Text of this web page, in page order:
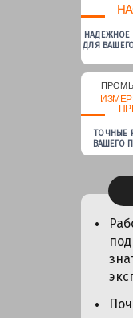
НАДЕЖНОЕ
ДЛЯ
ТОЧНЫЕ
ВАШЕГО